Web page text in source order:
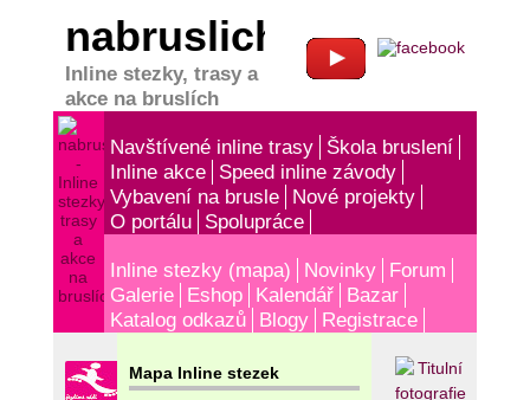
nabruslich.cz
Inline stezky, trasy a
akce na bruslích
Navštívené inline trasy
Škola bruslení
Inline akce
Speed inline závody
Vybavení na brusle
Nové projekty
O portálu
Spolupráce
Inline stezky (mapa) Novinky
Forum
Galerie
Eshop Kalendář
Bazar
Katalog odkazů
Blogy Registrace
Mapa Inline stezek